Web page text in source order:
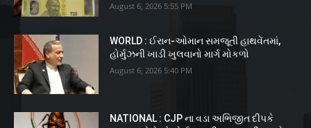
August 6, 2026 5:55 PM
WORLD : ઈરાન-ઓમાન સમજૂતી હાથવેંતમાં,
હોર્મુઝની ખાડી ખુલવાનો માર્ગ મોકળો
August 6, 2026 5:40 PM
NATIONAL : CJP ના વડા અભિજીત દીપકે